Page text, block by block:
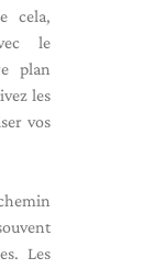
cela,
le
plan
les
vos
Les